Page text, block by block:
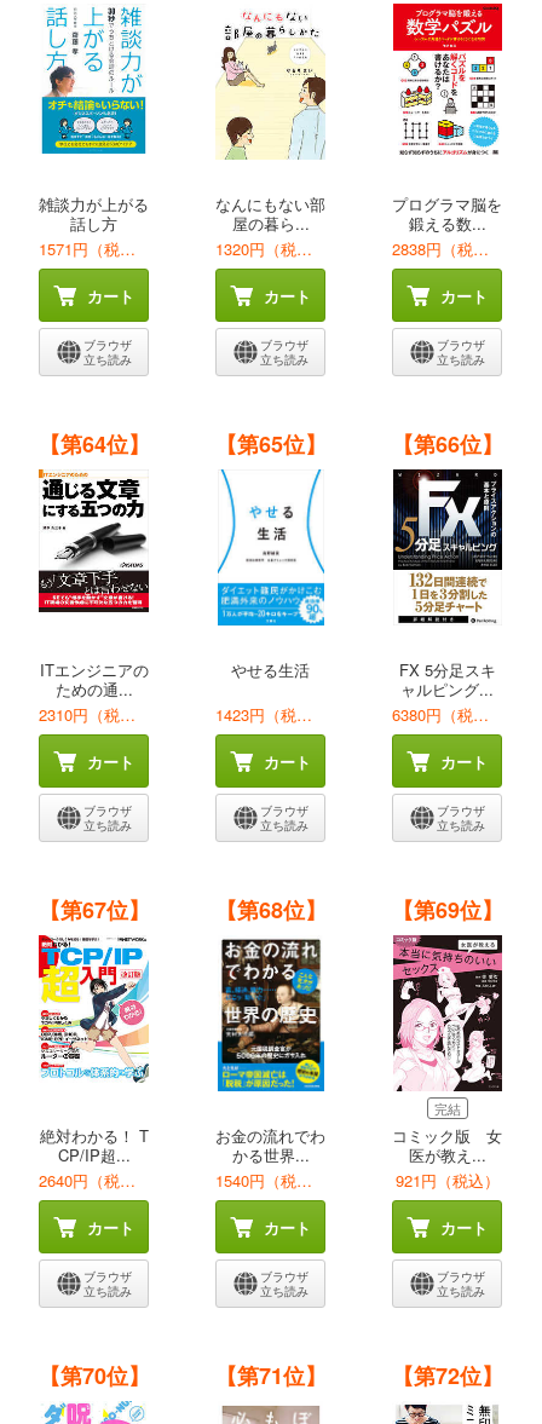
雑談力が上がる
話し方
1571円（税込）
カート
ブラウザ
立ち読み
なんにもない部
屋の暮ら...
1320円（税込）
カート
ブラウザ
立ち読み
プログラマ脳を
鍛える数...
2838円（税込）
カート
ブラウザ
立ち読み
【第64位】
ITエンジニアの
ための通...
2310円（税込）
カート
ブラウザ
立ち読み
【第65位】
やせる生活
1423円（税込）
カート
ブラウザ
立ち読み
【第66位】
FX 5分足スキ
ャルピング...
6380円（税込）
カート
ブラウザ
立ち読み
【第67位】
絶対わかる！ T
CP/IP超...
2640円（税込）
カート
ブラウザ
立ち読み
【第68位】
お金の流れでわ
かる世界...
1540円（税込）
カート
ブラウザ
立ち読み
【第69位】
完結
コミック版 女
医が教え...
921円（税込）
カート
ブラウザ
立ち読み
【第70位】 【第71位】 【第72位】